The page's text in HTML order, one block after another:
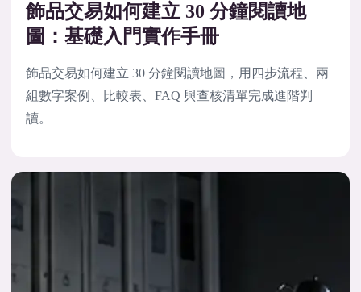
飾品交易如何建立 30 分鐘閱讀地
圖：基礎入門實作手冊
飾品交易如何建立 30 分鐘閱讀地圖，用四步流程、兩
組數字案例、比較表、FAQ 與查核清單完成進階判
讀。